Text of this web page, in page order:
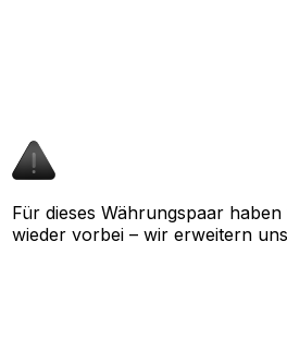
Für dieses Währungspaar
wieder vorbei – wir erweitern